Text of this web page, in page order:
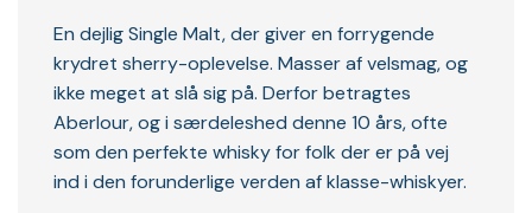
En dejlig Single Malt, der giver en forrygende
krydret sherry-oplevelse. Masser af velsmag, og
ikke meget at slå sig på. Derfor betragtes
Aberlour, og i særdeleshed denne 10 års, ofte
som den perfekte whisky for folk der er på vej
ind i den forunderlige verden af klasse-whiskyer.